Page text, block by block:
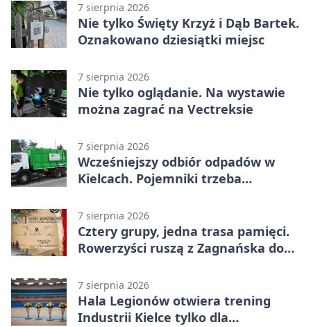
7 sierpnia 2026
Nie tylko Święty Krzyż i Dąb Bartek.
Oznakowano dziesiątki miejsc
7 sierpnia 2026
Nie tylko oglądanie. Na wystawie
można zagrać na Vectreksie
7 sierpnia 2026
Wcześniejszy odbiór odpadów w
Kielcach. Pojemniki trzeba
7 sierpnia 2026
Cztery grupy, jedna trasa pamięci.
Rowerzyści ruszą z Zagnańska do
7 sierpnia 2026
Hala Legionów otwiera trening
Industrii Kielce tylko dla